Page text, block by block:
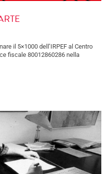
il 5×1000 dell’IRPEF al Centro
fiscale 80012860286 nella